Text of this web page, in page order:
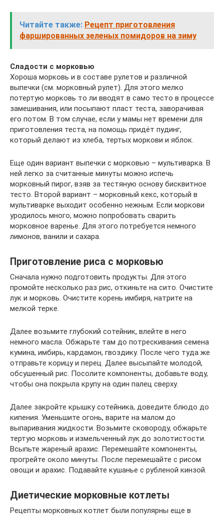
Читайте также: Рецепт приготовления
фаршированных зеленых помидоров на зиму
Сладости с морковью
Хороша морковь и в составе рулетов и различной
выпечки (см. морковный рулет). Для этого мелко
потертую морковь то ли вводят в само тесто в процессе
замешивания, или посыпают пласт теста, заворачивая
его потом. В том случае, если у мамы нет времени для
приготовления теста, на помощь придёт пудинг,
который делают из хлеба, тертых моркови и яблок.
Еще один вариант выпечки с морковью – мультиварка. В
ней легко за считанные минуты можно испечь
морковный пирог, взяв за тестяную основу бисквитное
тесто. Второй вариант – морковный кекс, который в
мультиварке выходит особенно нежным. Если моркови
уродилось много, можно попробовать сварить
морковное варенье. Для этого потребуется немного
лимонов, ванили и сахара.
Приготовление риса с морковью
Сначала нужно подготовить продукты. Для этого
промойте несколько раз рис, откиньте на сито. Очистите
лук и морковь. Очистите корень имбиря, натрите на
мелкой терке.
Далее возьмите глубокий сотейник, влейте в него
немного масла. Обжарьте там до потрескивания семена
кумина, имбирь, кардамон, гвоздику. После чего туда же
отправьте корицу и перец. Далее высыпайте молодой,
обсушенный рис. Посолите компоненты, добавьте воду,
чтобы она покрыла крупу на один палец сверху.
Далее закройте крышку сотейника, доведите блюдо до
кипения. Уменьшите огонь, варите на малом до
выпаривания жидкости. Возьмите сковороду, обжарьте
тертую морковь и измельченный лук до золотистости.
Всыпьте жареный арахис. Перемешайте компоненты,
прогрейте около минуты. После перемешайте с рисом
овощи и арахис. Подавайте кушанье с рубленой кинзой.
Диетические морковные котлеты
Рецепты морковных котлет были популярны еще в